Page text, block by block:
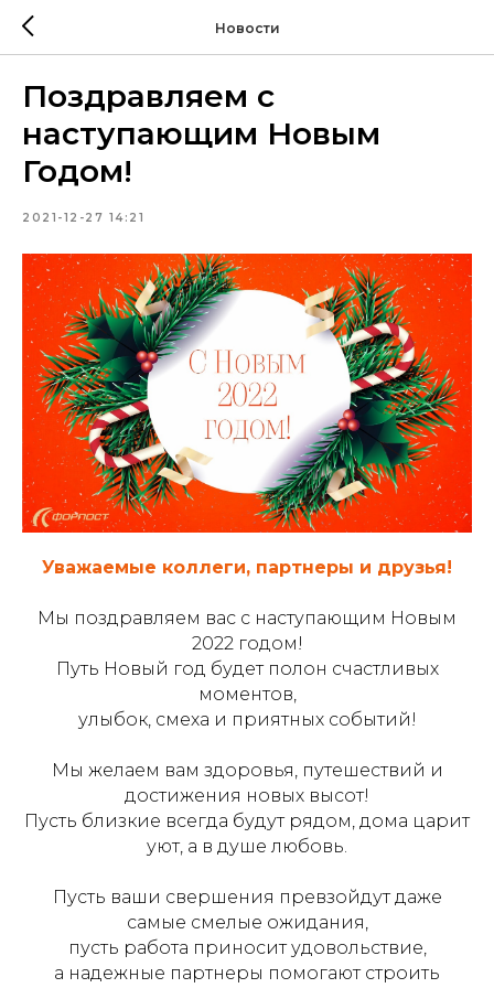
Новости
Поздравляем с
наступающим Новым
Годом!
2021-12-27 14:21
Уважаемые коллеги, партнеры и друзья!
Мы поздравляем вас с наступающим Новым
2022 годом!
Путь Новый год будет полон счастливых
моментов,
улыбок, смеха и приятных событий!
Мы желаем вам здоровья, путешествий и
достижения новых высот!
Пусть близкие всегда будут рядом, дома царит
уют, а в душе любовь.
Пусть ваши свершения превзойдут даже
самые смелые ожидания,
пусть работа приносит удовольствие,
а надежные партнеры помогают строить